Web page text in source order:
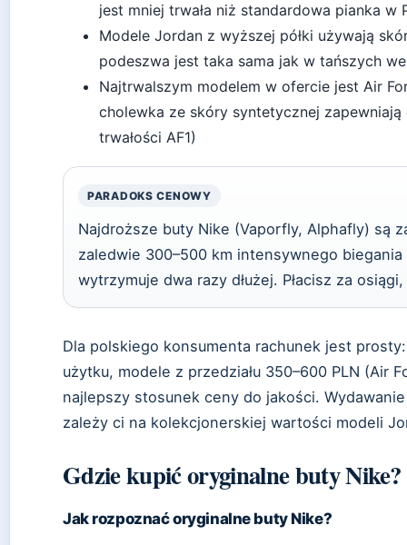
jest mniej trwała niż standardowa pianka
Modele Jordan z wyższej półki używają
podeszwa jest taka sama jak w tańszych
Najtrwalszym modelem w ofercie jest Air
cholewka ze skóry syntetycznej
trwałości AF1)
PARADOKS CENOWY
Najdroższe buty Nike (Vaporfly, Alphafly) są
zaledwie 300–500 km intensywnego
wytrzymuje dwa razy dłużej. Płacisz za
Dla polskiego konsumenta rachunek jest
użytku, modele z przedziału 350–600 PLN (Air
najlepszy stosunek ceny do jakości.
zależy ci na kolekcjonerskiej wartości modeli
Gdzie kupić oryginalne buty Nike?
Jak rozpoznać oryginalne buty Nike?